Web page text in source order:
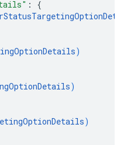
: {
)
)
)